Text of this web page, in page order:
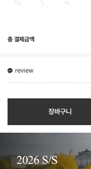
총 결제금액
review
장바구니